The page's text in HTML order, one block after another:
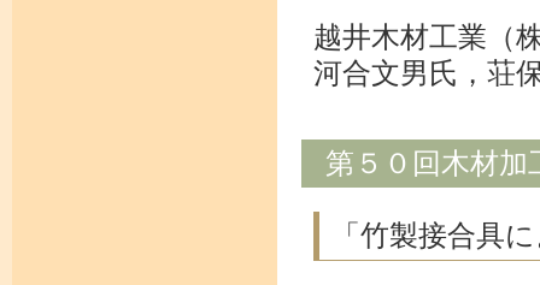
越井木材工業（
河合文男氏，荘
第５０回木材加
「竹製接合具